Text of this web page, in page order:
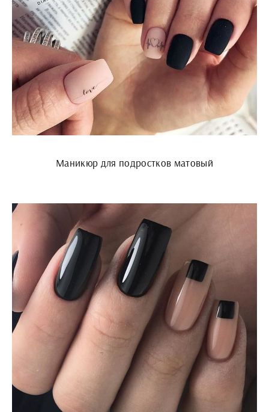
Маникюр для подростков матовый